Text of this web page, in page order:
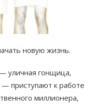
новую жизнь.
уличная гонщица,
приступают к работе
миллионера,